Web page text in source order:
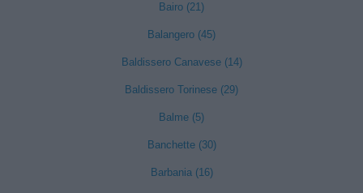
Bairo (21)
Balangero (45)
Baldissero Canavese (14)
Baldissero Torinese (29)
Balme (5)
Banchette (30)
Barbania (16)